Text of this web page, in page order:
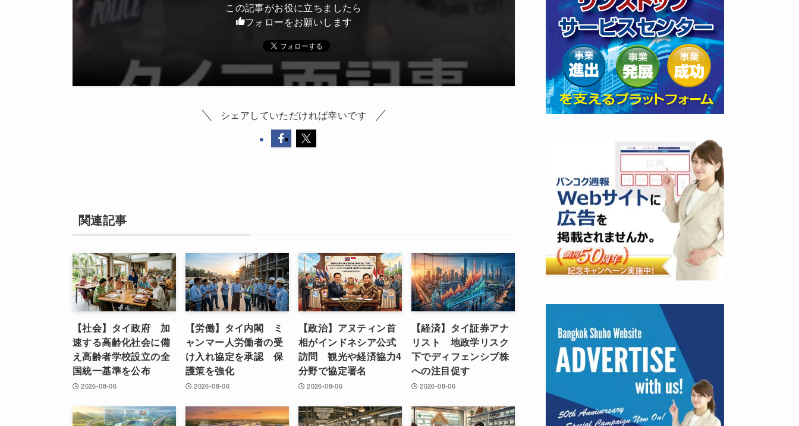
この記事がお役に立ちましたら
フォローをお願いします
シェアしていただければ幸いです
関連記事
【社会】タイ政府 加
速する高齢化社会に備
え高齢者学校設立の全
国統一基準を公布
2026-08-06
【労働】タイ内閣 ミ
ャンマー人労働者の受
け入れ協定を承認 保
護策を強化
2026-08-06
【政治】アヌティン首
相がインドネシア公式
訪問 観光や経済協力4
分野で協定署名
2026-08-06
【経済】タイ証券アナ
リスト 地政学リスク
下でディフェンシブ株
への注目促す
2026-08-06